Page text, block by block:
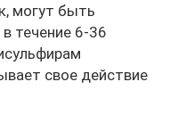
могут быть
течение 6-36
свое действие